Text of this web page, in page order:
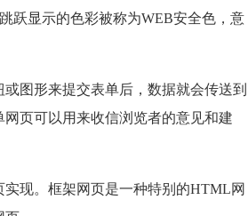
跃显示的色彩被称为WEB安全色，意
图形来提交表单后，数据就会传送到
页可以用来收信浏览者的意见和建
现。框架网页是一种特别的HTML网